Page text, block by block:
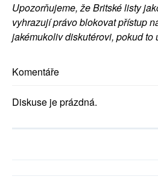
Upozorňujeme, že Britské listy
vyhrazují právo blokovat přístup
jakémukoliv diskutérovi, pokud to
Komentáře
Diskuse je prázdná.